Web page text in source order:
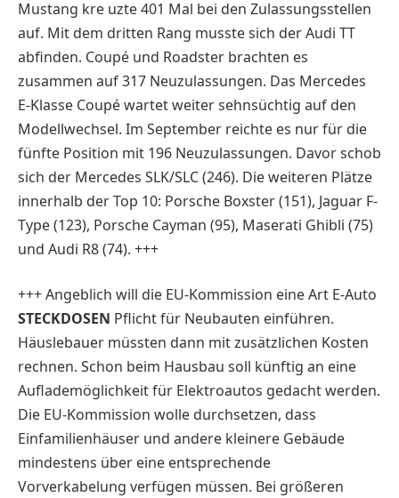
Mustang kre uzte 401 Mal bei den Zulassungsstellen
auf. Mit dem dritten Rang musste sich der Audi TT
abfinden. Coupé und Roadster brachten es
zusammen auf 317 Neuzulassungen. Das Mercedes
E-Klasse Coupé wartet weiter sehnsüchtig auf den
Modellwechsel. Im September reichte es nur für die
fünfte Position mit 196 Neuzulassungen. Davor schob
sich der Mercedes SLK/SLC (246). Die weiteren Plätze
innerhalb der Top 10: Porsche Boxster (151), Jaguar F-
Type (123), Porsche Cayman (95), Maserati Ghibli (75)
und Audi R8 (74). +++
+++ Angeblich will die EU-Kommission eine Art E-Auto
STECKDOSEN Pflicht für Neubauten einführen.
Häuslebauer müssten dann mit zusätzlichen Kosten
rechnen. Schon beim Hausbau soll künftig an eine
Auflademöglichkeit für Elektroautos gedacht werden.
Die EU-Kommission wolle durchsetzen, dass
Einfamilienhäuser und andere kleinere Gebäude
mindestens über eine entsprechende
Vorverkabelung verfügen müssen. Bei größeren